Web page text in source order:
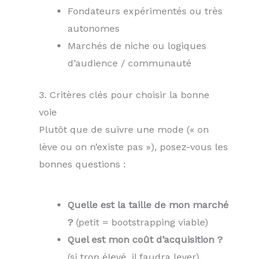
Fondateurs expérimentés ou très
autonomes
Marchés de niche ou logiques
d’audience / communauté
3. Critères clés pour choisir la bonne
voie
Plutôt que de suivre une mode (« on
lève ou on n’existe pas »), posez-vous les
bonnes questions :
Quelle est la taille de mon marché
? (petit = bootstrapping viable)
Quel est mon coût d’acquisition ?